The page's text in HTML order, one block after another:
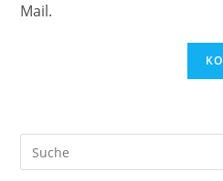
Mail.